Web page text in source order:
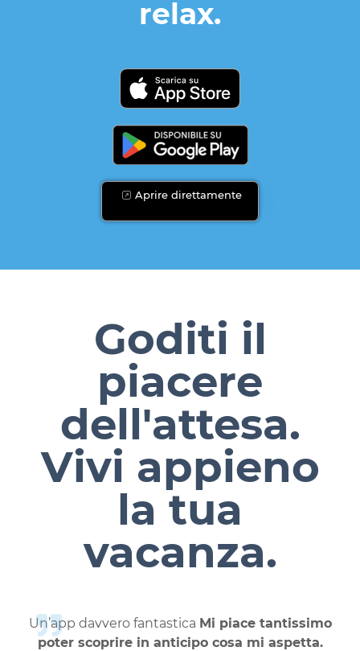
relax.
Aprire direttamente
Goditi il
piacere
dell'attesa.
Vivi appieno
la tua
vacanza.
Un’app davvero fantastica Mi piace tantissimo
poter scoprire in anticipo cosa mi aspetta.